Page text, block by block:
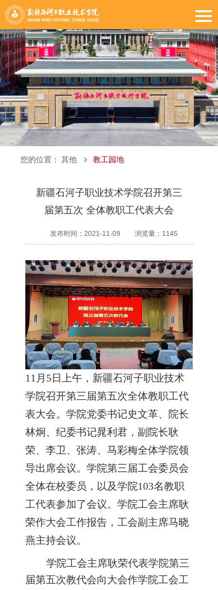
您的位置： 其他 教工园地
新疆石河子职业技术学院召开第三
届第五次 全体教职工代表大会
发布时间：2021-11-09 浏览量： 1145
11月 5 日 上午， 新疆石河子职业技术
学院召开第三届第五次全体教职工代
表大会。 学院党委书记史文革、 院长
林炯、纪委书记晁利君，副院长耿
荣、李卫、张涛、马彩梅全体学院领
导出席会议。学院第三届工会委员会
全体在校委员，以及学院103名教职
工代表参加了会议。 学院工会主席耿
荣作大会工作报告，工会副主席马晓
燕主持会议。
学院工会主席耿荣代表学院第三
届第五次教代会向大会作学院工会工